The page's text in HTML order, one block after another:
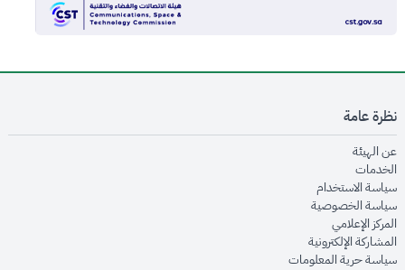
نظرة عامة
عن الهيئةopens in new window
الخدماتopens in new window
سياسة الاستخدام
سياسة الخصوصيةopens in new window
المركز الإعلاميopens in new window
المشاركة الإلكترونيةopens in new window
سياسة حرية المعلوماتopens in new window